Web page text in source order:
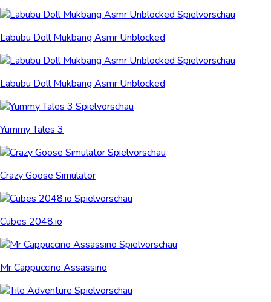
Labubu Doll Mukbang Asmr Unblocked
Labubu Doll Mukbang Asmr Unblocked
Yummy Tales 3
Crazy Goose Simulator
Cubes 2048.io
Mr Cappuccino Assassino